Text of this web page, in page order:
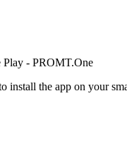
install the app on your